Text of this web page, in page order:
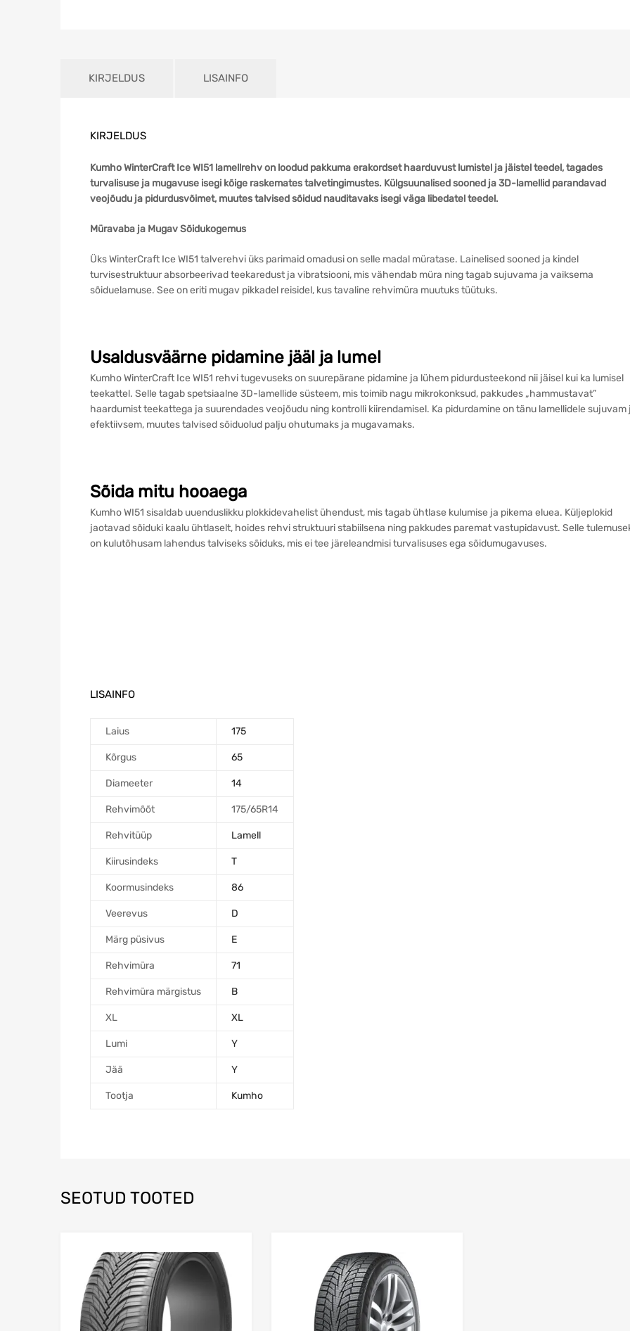
KIRJELDUS LISAINFO
KIRJELDUS
Kumho WinterCraft Ice WI51 lamellrehv on loodud pakkuma erakordset haarduvust lumistel ja jäistel teedel, tagades
turvalisuse ja mugavuse isegi kõige raskemates talvetingimustes. Külgsuunalised sooned ja 3D-lamellid parandavad
veojõudu ja pidurdusvõimet, muutes talvised sõidud nauditavaks isegi väga libedatel teedel.
Müravaba ja Mugav Sõidukogemus
Üks WinterCraft Ice WI51 talverehvi üks parimaid omadusi on selle madal müratase. Lainelised sooned ja kindel
turvisestruktuur absorbeerivad teekaredust ja vibratsiooni, mis vähendab müra ning tagab sujuvama ja vaiksema
sõiduelamuse. See on eriti mugav pikkadel reisidel, kus tavaline rehvimüra muutuks tüütuks.
Usaldusväärne pidamine jääl ja lumel
Kumho WinterCraft Ice WI51 rehvi tugevuseks on suurepärane pidamine ja lühem pidurdusteekond nii jäisel kui ka lumisel
teekattel. Selle tagab spetsiaalne 3D-lamellide süsteem, mis toimib nagu mikrokonksud, pakkudes „hammustavat”
haardumist teekattega ja suurendades veojõudu ning kontrolli kiirendamisel. Ka pidurdamine on tänu lamellidele sujuvam
efektiivsem, muutes talvised sõiduolud palju ohutumaks ja mugavamaks.
Sõida mitu hooaega
Kumho WI51 sisaldab uuenduslikku plokkidevahelist ühendust, mis tagab ühtlase kulumise ja pikema eluea. Küljeplokid
jaotavad sõiduki kaalu ühtlaselt, hoides rehvi struktuuri stabiilsena ning pakkudes paremat vastupidavust. Selle
on kulutõhusam lahendus talviseks sõiduks, mis ei tee järeleandmisi turvalisuses ega sõidumugavuses.
LISAINFO
Laius 175
Kõrgus 65
Diameeter 14
Rehvimõõt 175/65R14
Rehvitüüp Lamell
Kiirusindeks T
Koormusindeks 86
Veerevus D
Märg püsivus E
Rehvimüra 71
Rehvimüra märgistus B
XL XL
Lumi Y
Jää Y
Tootja Kumho
SEOTUD TOOTED